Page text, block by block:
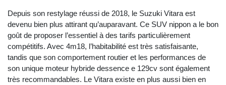
Depuis son restylage réussi de 2018, le Suzuki Vitara est
devenu bien plus attirant qu’auparavant. Ce SUV nippon a le bon
goût de proposer l’essentiel à des tarifs particulièrement
compétitifs. Avec 4m18, l’habitabilité est très satisfaisante,
tandis que son comportement routier et les performances de
son unique moteur hybride dessence e 129cv sont également
très recommandables. Le Vitara existe en plus aussi bien en